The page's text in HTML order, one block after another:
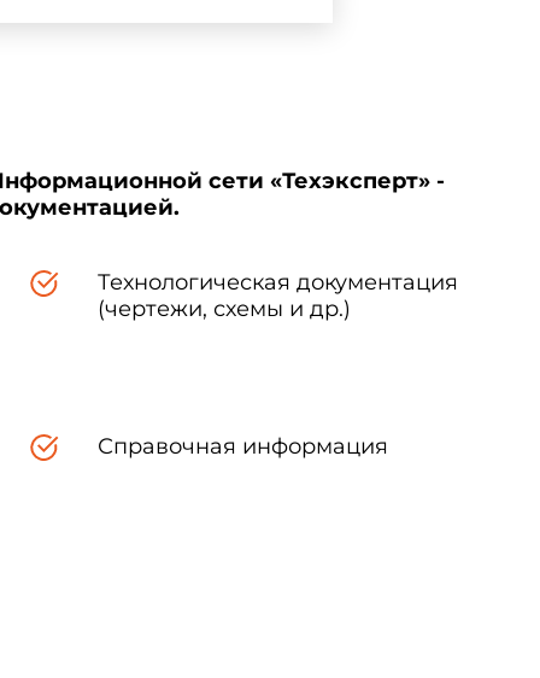
сети «Техэксперт» -
Технологическая документация
(чертежи, схемы и др.)
Справочная информация